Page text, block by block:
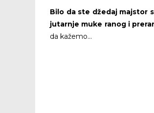
Bilo da ste džedaj majstor
jutarnje muke ranog i
da kažemo…